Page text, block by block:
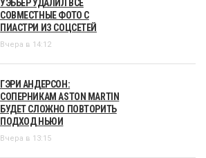
УЭББЕР УДАЛИЛ ВСЕ
СОВМЕСТНЫЕ ФОТО С
ПИАСТРИ ИЗ СОЦСЕТЕЙ
Вчера в 14:12
ГЭРИ АНДЕРСОН:
СОПЕРНИКАМ ASTON MARTIN
БУДЕТ СЛОЖНО ПОВТОРИТЬ
ПОДХОД НЬЮИ
Вчера в 13:15